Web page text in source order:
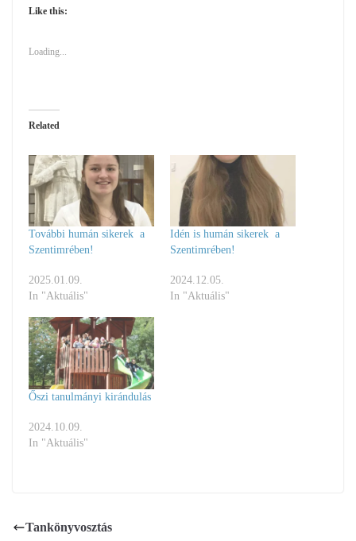
Like this:
Loading...
Related
További humán sikerek a
Szentimrében!
2025.01.09.
In "Aktuális"
Idén is humán sikerek a
Szentimrében!
2024.12.05.
In "Aktuális"
Őszi tanulmányi kirándulás
2024.10.09.
In "Aktuális"
Tankönyvosztás